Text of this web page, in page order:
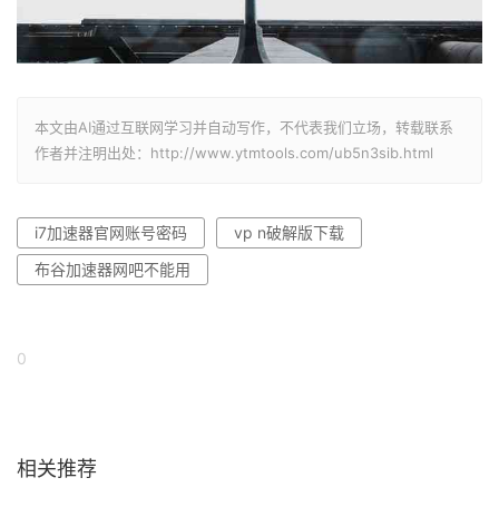
本文由AI通过互联网学习并自动写作，不代表我们立场，转载联系
作者并注明出处：http://www.ytmtools.com/ub5n3sib.html
i7加速器官网账号密码
vp n破解版下载
布谷加速器网吧不能用
0
相关推荐